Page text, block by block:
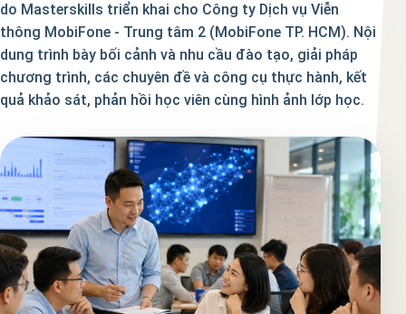
do Masterskills triển khai cho Công ty Dịch vụ Viễn
thông MobiFone - Trung tâm 2 (MobiFone TP. HCM). Nội
dung trình bày bối cảnh và nhu cầu đào tạo, giải pháp
chương trình, các chuyên đề và công cụ thực hành, kết
quả khảo sát, phản hồi học viên cùng hình ảnh lớp học.